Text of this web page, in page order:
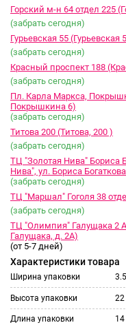
Горский м-н 64 отдел 225
(забрать сегодня)
Гурьевская 55 (Гурьевская
(забрать сегодня)
Красный проспект 188
(забрать сегодня)
Пл. Карла Маркса,
Покрышкина 6)
(забрать сегодня)
Титова 200 (Титова, 200 )
(забрать сегодня)
ТЦ "Золотая Нива" Бориса
Нива", ул. Бориса
(забрать сегодня)
ТЦ "Маршал" Гоголя 38
(забрать сегодня)
ТЦ "Олимпия" Галущака 2
Галущака, д. 2А)
(от 5-7 дней)
Характеристики товара
Ширина упаковки 3.5
Высота упаковки 22
Длина упаковки 14